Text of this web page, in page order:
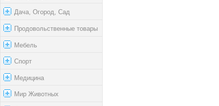
Дача, Огород, Сад
Продовольственные товары
Мебель
Спорт
Медицина
Мир Животных